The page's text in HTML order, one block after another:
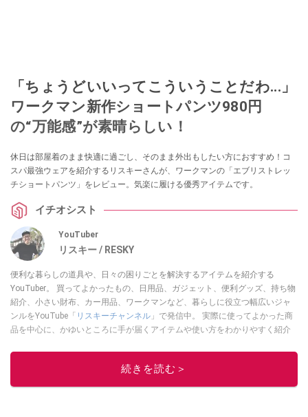
「ちょうどいいってこういうことだわ...」
ワークマン新作ショートパンツ980円
の“万能感”が素晴らしい！
休日は部屋着のまま快適に過ごし、そのまま外出もしたい方におすすめ！コ
スパ最強ウェアを紹介するリスキーさんが、ワークマンの「エブリストレッ
チショートパンツ」をレビュー。気楽に履ける優秀アイテムです。
イチオシスト
YouTuber
リスキー / RESKY
便利な暮らしの道具や、日々の困りごとを解決するアイテムを紹介する
YouTuber。 買ってよかったもの、日用品、ガジェット、便利グッズ、持ち物
紹介、小さい財布、カー用品、ワークマンなど、暮らしに役立つ幅広いジャ
ンルをYouTube「 リスキーチャンネル 」で発信中。 実際に使ってよかった商
品を中心に、かゆいところに手が届くアイテムや使い方をわかりやすく紹介
このイチオシストの他の記事を読む
続きを読む＞